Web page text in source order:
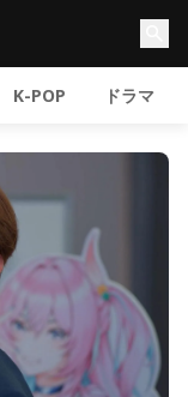
K-POP ドラマ